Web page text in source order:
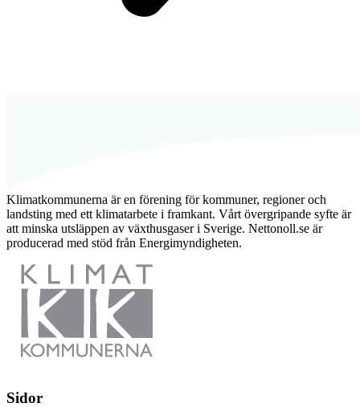
Klimatkommunerna är en förening för kommuner, regioner och
landsting med ett klimatarbete i framkant. Vårt övergripande syfte är
att minska utsläppen av växthusgaser i Sverige. Nettonoll.se är
producerad med stöd från Energimyndigheten.
Sidor